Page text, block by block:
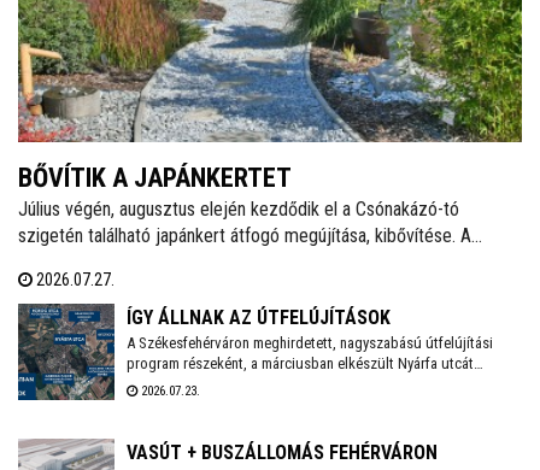
BŐVÍTIK A JAPÁNKERTET
Július végén, augusztus elején kezdődik el a Csónakázó-tó
szigetén található japánkert átfogó megújítása, kibővítése. A
ideje alatt a munkálatokkal érintett területet a látogatók elől
lezárják.
2026.07.27.
ÍGY ÁLLNAK AZ ÚTFELÚJÍTÁSOK
A Székesfehérváron meghirdetett, nagyszabású útfelújítási
program részeként, a márciusban elkészült Nyárfa utcát
követően a Közgyűlés szakbizottsága legutóbbi ülésén újabb
kivitelezőket - adta hírül közösségi oldalán Székesfehérvár
2026.07.23.
VASÚT + BUSZÁLLOMÁS FEHÉRVÁRON